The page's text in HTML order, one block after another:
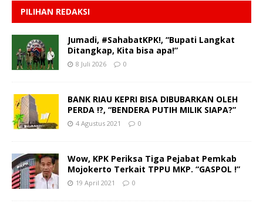
PILIHAN REDAKSI
Jumadi, #SahabatKPK!, “Bupati Langkat
Ditangkap, Kita bisa apa!”
8 Juli 2026 0
BANK RIAU KEPRI BISA DIBUBARKAN OLEH
PERDA !?, “BENDERA PUTIH MILIK SIAPA?”
4 Agustus 2021 0
Wow, KPK Periksa Tiga Pejabat Pemkab
Mojokerto Terkait TPPU MKP. “GASPOL !”
19 April 2021 0